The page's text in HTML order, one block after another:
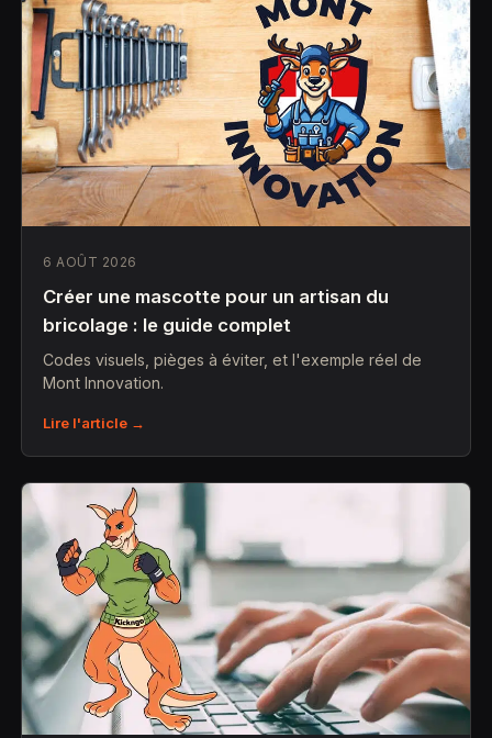
6 AOÛT 2026
Créer une mascotte pour un artisan du
bricolage : le guide complet
Codes visuels, pièges à éviter, et l'exemple réel de
Mont Innovation.
Lire l'article →